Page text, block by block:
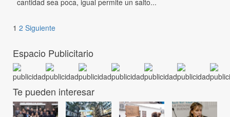
1 2 Siguiente
Espacio Publicitario
Te pueden interesar